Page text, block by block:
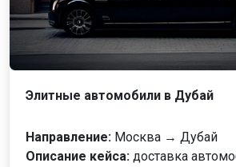
Элитные автомобили в Дубай
Направление: Москва → Дубай
Описание кейса: доставка